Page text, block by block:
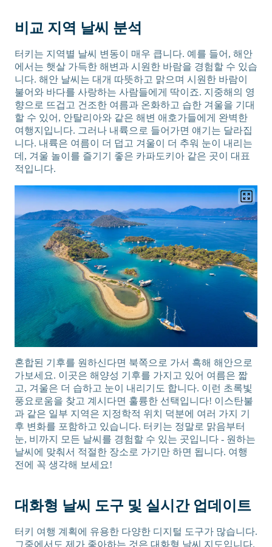
비교 지역 날씨 분석
터키는 지역별 날씨 변동이 매우 큽니다. 예를 들어, 해안
에서는 햇살 가득한 해변과 시원한 바람을 경험할 수 있습
니다. 해안 날씨는 대개 따뜻하고 맑으며 시원한 바람이
불어와 바다를 사랑하는 사람들에게 딱이죠. 지중해의 영
향으로 뜨겁고 건조한 여름과 온화하고 습한 겨울을 기대
할 수 있어, 안탈리아와 같은 해변 애호가들에게 완벽한
여행지입니다. 그러나 내륙으로 들어가면 얘기는 달라집
니다. 내륙은 여름이 더 덥고 겨울이 더 추워 눈이 내리는
데, 겨울 놀이를 즐기기 좋은 카파도키아 같은 곳이 대표
적입니다.
혼합된 기후를 원하신다면 북쪽으로 가서 흑해 해안으로
가보세요. 이곳은 해양성 기후를 가지고 있어 여름은 짧
고, 겨울은 더 습하고 눈이 내리기도 합니다. 이런 초록빛
풍요로움을 찾고 계시다면 훌륭한 선택입니다! 이스탄불
과 같은 일부 지역은 지정학적 위치 덕분에 여러 가지 기
후 변화를 포함하고 있습니다. 터키는 정말로 맑음부터
눈, 비까지 모든 날씨를 경험할 수 있는 곳입니다 - 원하는
날씨에 맞춰서 적절한 장소로 가기만 하면 됩니다. 여행
전에 꼭 생각해 보세요!
대화형 날씨 도구 및 실시간 업데이트
터키 여행 계획에 유용한 다양한 디지털 도구가 많습니다.
그중에서도 제가 좋아하는 것은 대화형 날씨 지도입니다.